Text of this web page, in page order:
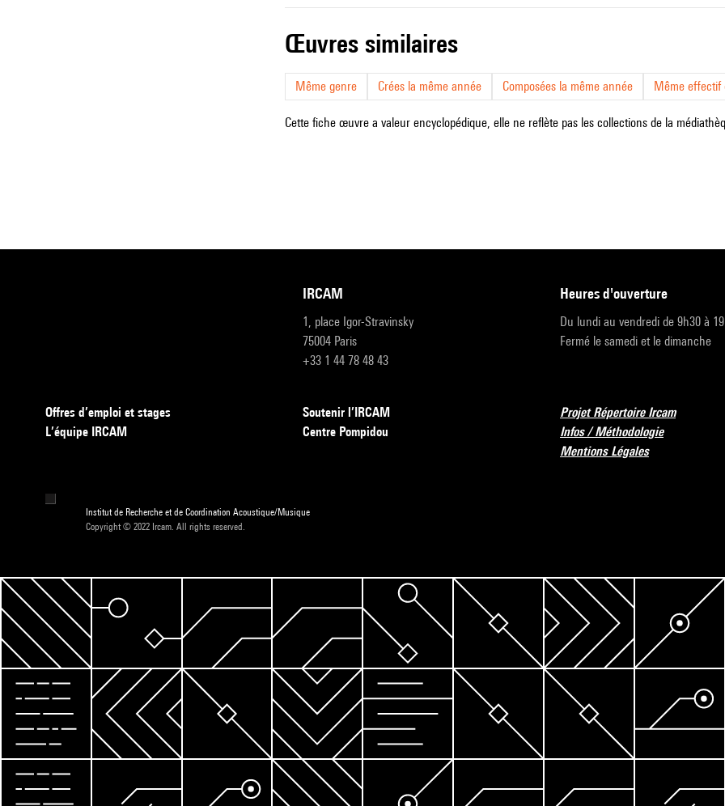
œuvres similaires
Même genre Crées la même année Composées la même année Même effectif
Cette fiche œuvre a valeur encyclopédique, elle ne reflète pas les collections de la
IRCAM
1, place Igor-Stravinsky
75004 Paris
+33 1 44 78 48 43
heures d'ouverture
Du lundi au vendredi de 9h30 à
Fermé le samedi et le dimanche
Offres d’emploi et stages
L’équipe IRCAM
Soutenir l’IRCAM
Centre Pompidou
Projet Répertoire Ircam
Infos / Méthodologie
Mentions Légales
Institut de Recherche et de Coordination Acoustique/Musique
Copyright © 2022 Ircam. All rights reserved.